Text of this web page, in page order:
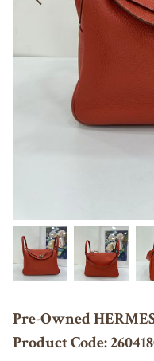
Pre-Owned
Product Code: